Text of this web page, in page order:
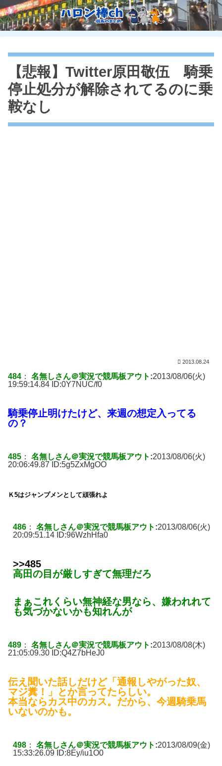
【悲報】Twitter原田敬伍 騎乗
停止処分が解除されてるのに乗
鞍なし
2013.08.24
484 ： 名無しさん＠実況で競馬板アウト :2013/08/06(火)
19:59:14.84 ID:0Y7NUC/f0
騎乗停止明けたけど、来週の想定入ってる
の？
485 ： 名無しさん＠実況で競馬板アウト :2013/08/06(火)
20:06:49.87 ID:5g5ZxMgOO
Ｋ5はジャンプメンとして頑張れよ
486 ： 名無しさん＠実況で競馬板アウト :2013/08/06(火)
20:09:51.14 ID:96WzhHfa0
>>485
高田の目が厳しすぎて無理だろ
まぁこれくらい無神経な男なら、嫌われれて
も気づかないかも知れんが
489 ： 名無しさん＠実況で競馬板アウト :2013/08/08(木)
21:05:09.30 ID:Q4Z7bHeJ0
伝え聞いた話しだけど「通報しやがった奴、
マジ糞！」とか言ってたらしい。
本当ならカス中のカス。だから、今週騎乗馬
いないのかも。
498 ： 名無しさん＠実況で競馬板アウト :2013/08/09(金)
15:33:26.09 ID:8Ey/iu1O0